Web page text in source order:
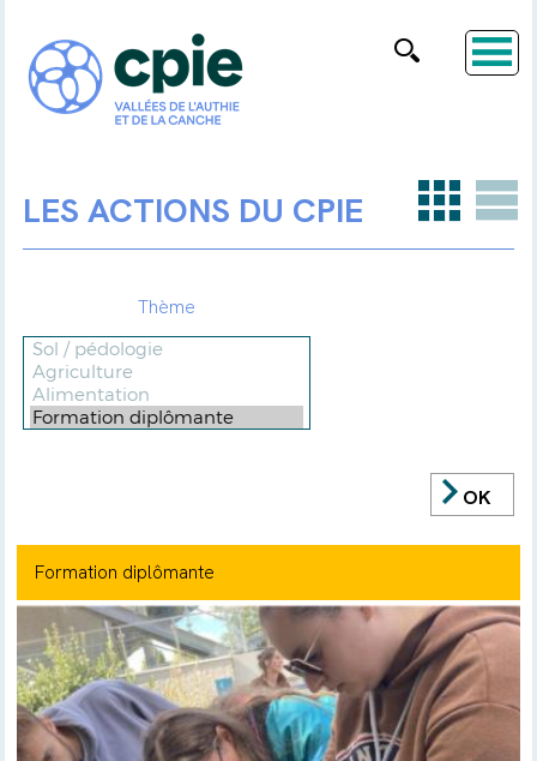
LES ACTIONS DU CPIE
Thème
OK
Formation diplômante